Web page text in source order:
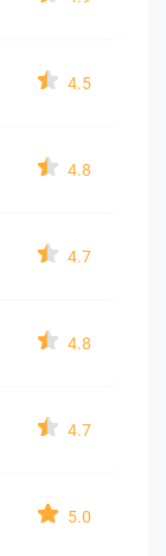
4.5
4.8
4.7
4.8
4.7
5.0